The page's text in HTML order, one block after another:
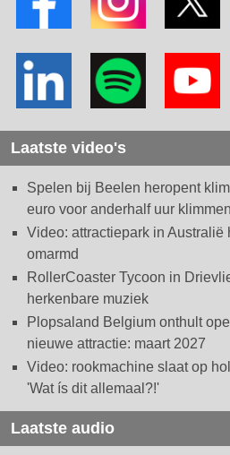
Laatste video's
Spelen bij Beelen heropent
euro voor anderhalf uur klimmen
Video: attractiepark in Australië
omarmd
RollerCoaster Tycoon in
herkenbare muziek
Plopsaland Belgium onthult
nieuwe attractie: maart 2027
Video: rookmachine slaat op
'Wat ís dit allemaal?!'
Laatste audio